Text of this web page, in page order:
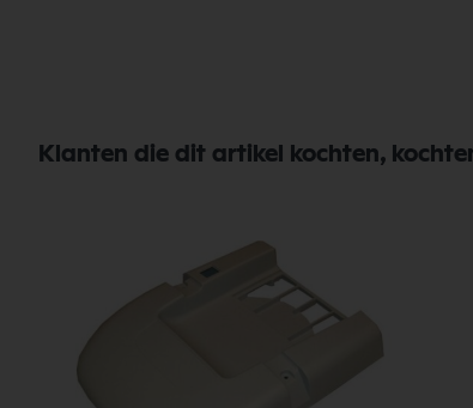
Klanten die dit artikel kochten,